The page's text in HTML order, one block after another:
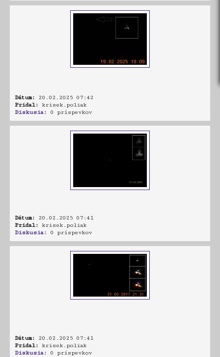
Dátum: 20.02.2025 07:42
Pridal: krisek.poliak
Diskusia: 0 príspevkov
Dátum: 20.02.2025 07:41
Pridal: krisek.poliak
Diskusia: 0 príspevkov
Dátum: 20.02.2025 07:41
Pridal: krisek.poliak
Diskusia: 0 príspevkov